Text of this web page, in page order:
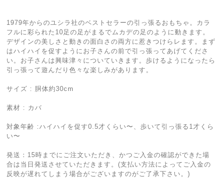
1979年からのユシラ社のベストセラーの引っ張るおもちゃ。カラ
フルに彩られた10足の足がまるでムカデの足のように動きます。
デザインの美しさと動きの面白さの両方に惹きつけらレます。まず
はハイハイを促すようにお子さんの前で引っ張ってあげてくださ
い。お子さんは興味津々についていきます。歩けるようになったら
引っ張って遊んだり色々な楽しみがあります。
サイズ : 胴体約30cm
素材 : カバ
対象年齢 :ハイハイを促す0.5才くらい〜、歩いて引っ張る1才くら
い〜
発送：15時までにご注文いただき、かつご入金の確認ができた場
合は当日発送させていただきます。(支払い方法によってご入金の
反映が遅れてしまう場合がございますのがご了承下さい。)